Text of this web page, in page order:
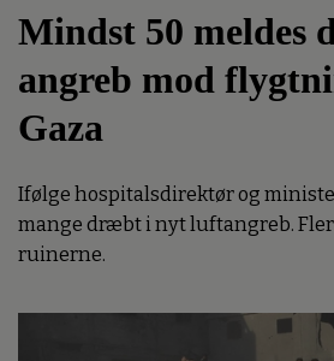
Mindst 50 meldes
angreb mod
Gaza
Ifølge hospitalsdirektør og
mange dræbt i nyt luftangreb.
ruinerne.